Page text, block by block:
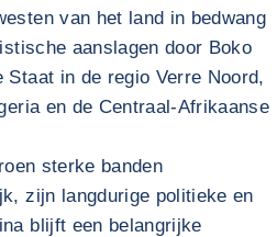
van het land in bedwang
aanslagen door Boko
in de regio Verre Noord,
en de Centraal-Afrikaanse
sterke banden
zijn langdurige politieke en
blijft een belangrijke